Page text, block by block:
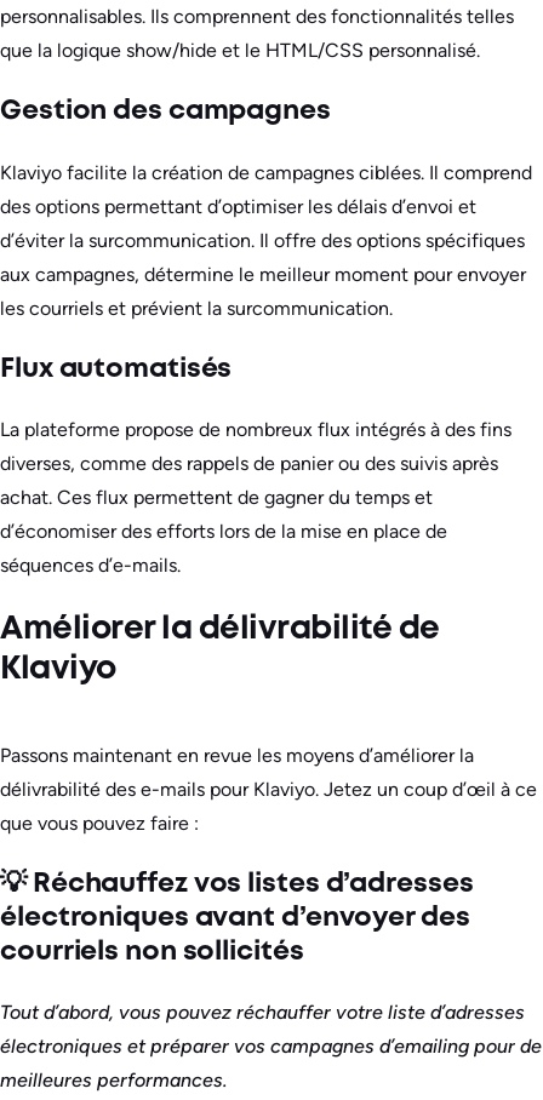
personnalisables. Ils comprennent des fonctionnalités telles
que la logique show/hide et le HTML/CSS personnalisé.
Gestion des campagnes
Klaviyo facilite la création de campagnes ciblées. Il comprend
des options permettant d’optimiser les délais d’envoi et
d’éviter la surcommunication. Il offre des options spécifiques
aux campagnes, détermine le meilleur moment pour envoyer
les courriels et prévient la surcommunication.
Flux automatisés
La plateforme propose de nombreux flux intégrés à des fins
diverses, comme des rappels de panier ou des suivis après
achat. Ces flux permettent de gagner du temps et
d’économiser des efforts lors de la mise en place de
séquences d’e-mails.
Améliorer la délivrabilité de
Klaviyo
Passons maintenant en revue les moyens d’améliorer la
délivrabilité des e-mails pour Klaviyo. Jetez un coup d’œil à ce
que vous pouvez faire :
💡 Réchauffez vos listes d’adresses
électroniques avant d’envoyer des
courriels non sollicités
Tout d’abord, vous pouvez réchauffer votre liste d’adresses
électroniques et préparer vos campagnes d’emailing pour de
meilleures performances.